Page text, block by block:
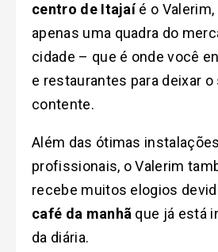
centro de Itajaíé o Valerim,
apenas uma quadra do
cidade – que é onde você
e restaurantes para deixar
contente.
Além das ótimas
profissionais, o Valerim
recebe muitos elogios
café da manhã que já está
da diária.